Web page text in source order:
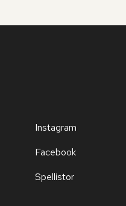
Instagram
Facebook
Spellistor